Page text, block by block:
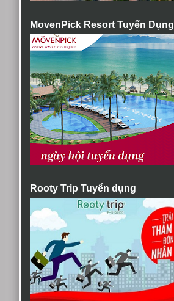
MovenPick Resort Tuyển Dụng
Rooty Trip Tuyển dụng